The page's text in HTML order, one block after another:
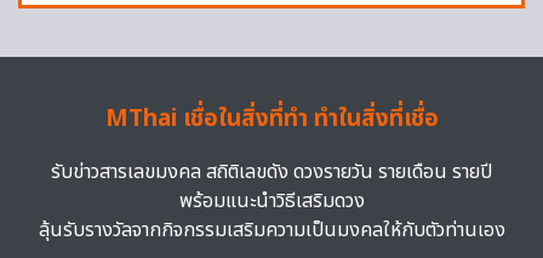
MThai เชื่อในสิ่งที่ทำ ทำในสิ่งที่เชื่อ
รับข่าวสารเลขมงคล สถิติเลขดัง ดวงรายวัน รายเดือน รายปี
พร้อมแนะนำวิธีเสริมดวง
ลุ้นรับรางวัลจากกิจกรรมเสริมความเป็นมงคลให้กับตัวท่านเอง